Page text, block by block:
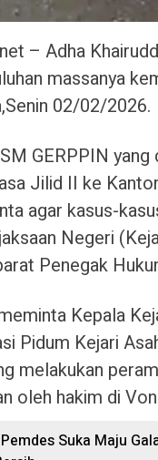
– Adha
massanya
02/02/2026.
GERPPIN
Jilid II ke
agar kasus-
Negeri
Penegak
Kepala
Pidum Kejari
melakukan
oleh hakim di
Suka Maju